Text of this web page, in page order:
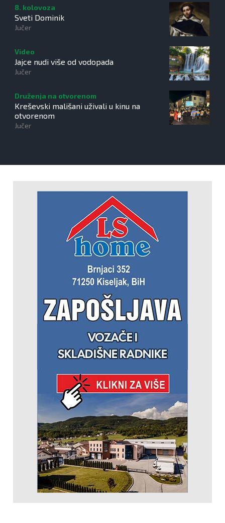
8. kolovoza
Sveti Dominik
Jučer
Video
Jajce nudi više od vodopada
Jučer
Druženja na otvorenom
Kreševski mališani uživali u kinu na
otvorenom
Jučer